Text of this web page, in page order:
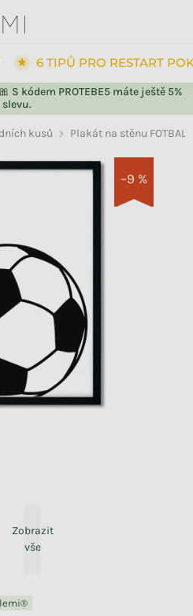
S kódem PROTEBE5 máte ještě 5%
slevu.
6 TIPŮ PRO RESTART
kusů Plakát na stěnu
–9 %
Zobrazit
vše